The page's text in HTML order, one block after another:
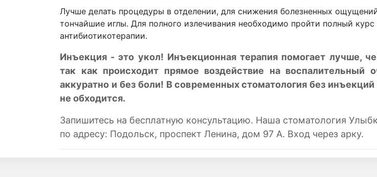
Лучше делать процедуры в отделении, для снижения болезненных
тончайшие иглы. Для полного излечивания необходимо пройти полный курс
антибиотикотерапии.
Инъекция - это укол! Инъекционная терапия помогает лучше,
так как происходит прямое воздействие на воспалительный
аккуратно и без боли! В современных стоматология без инъекций
не обходится.
Запишитесь на бесплатную консультацию. Наша стоматология
по адресу: Подольск, проспект Ленина, дом 97 А. Вход через арку.